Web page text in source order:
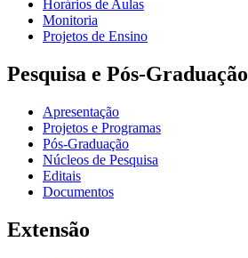
Horários de Aulas
Monitoria
Projetos de Ensino
Pesquisa e Pós-Graduação
Apresentação
Projetos e Programas
Pós-Graduação
Núcleos de Pesquisa
Editais
Documentos
Extensão